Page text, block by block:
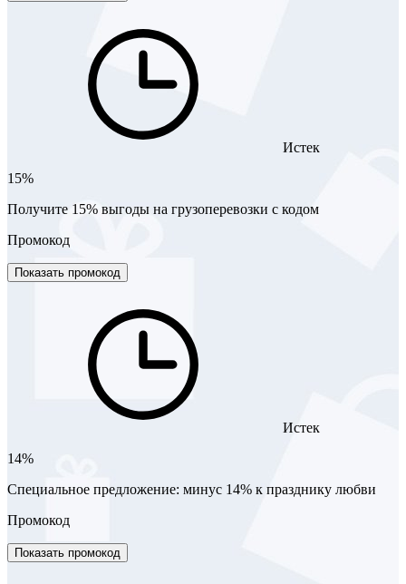
Истек
15%
Получите 15% выгоды на грузоперевозки с кодом
Промокод
Показать промокод
Истек
14%
Специальное предложение: минус 14% к празднику любви
Промокод
Показать промокод